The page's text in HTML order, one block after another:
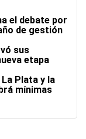
el debate por
de gestión
sus
etapa
Plata y la
mínimas